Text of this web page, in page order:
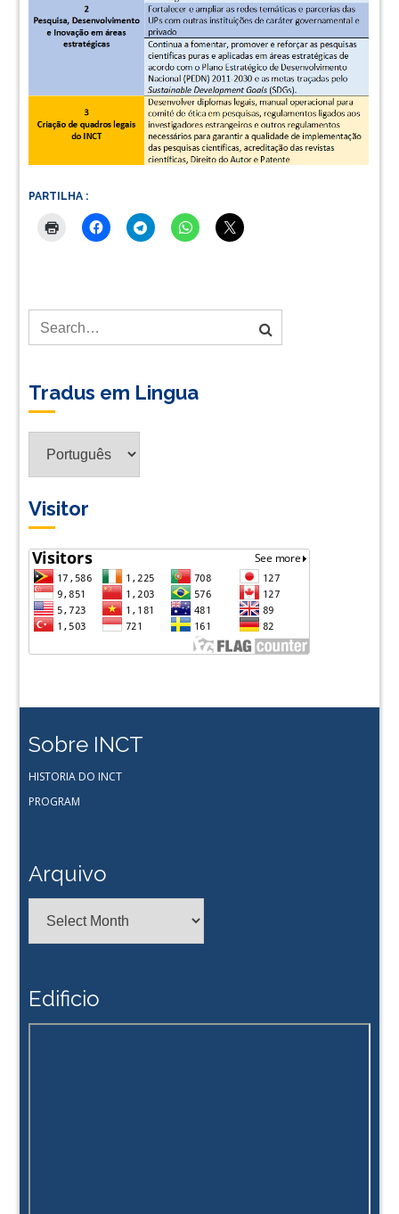
PARTILHA :
Tradus em Lingua
Visitor
Sobre INCT
HISTORIA DO INCT
PROGRAM
Arquivo
Edificio